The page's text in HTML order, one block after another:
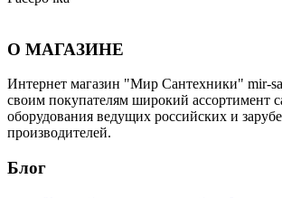
О МАГАЗИНЕ
Интернет магазин "Мир Сантехники" mir-
своим покупателям широкий ассортимент
оборудования ведущих российских и
производителей.
Блог